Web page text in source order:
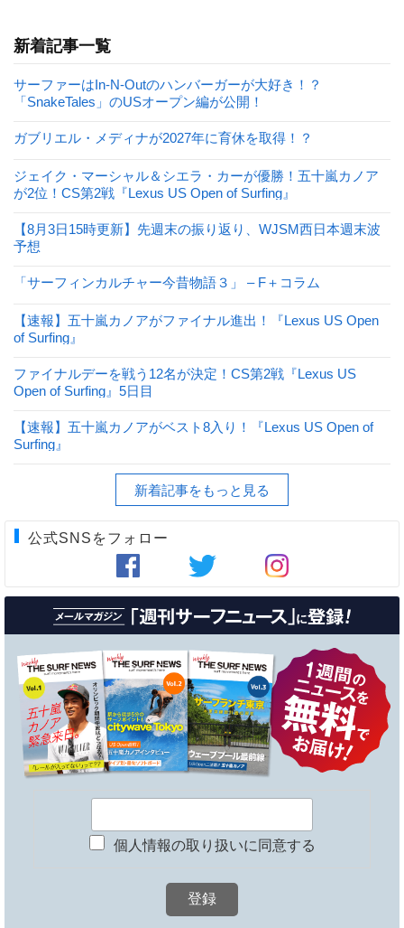
新着記事一覧
サーファーはIn-N-Outのハンバーガーが大好き！？
「SnakeTales」のUSオープン編が公開！
ガブリエル・メディナが2027年に育休を取得！？
ジェイク・マーシャル＆シエラ・カーが優勝！五十嵐カノア
が2位！CS第2戦『Lexus US Open of Surfing』
【8月3日15時更新】先週末の振り返り、WJSM西日本週末波
予想
「サーフィンカルチャー今昔物語３」 – F＋コラム
【速報】五十嵐カノアがファイナル進出！『Lexus US Open
of Surfing』
ファイナルデーを戦う12名が決定！CS第2戦『Lexus US
Open of Surfing』5日目
【速報】五十嵐カノアがベスト8入り！『Lexus US Open of
Surfing』
新着記事をもっと見る
公式SNSをフォロー
個人情報の取り扱いに同意する